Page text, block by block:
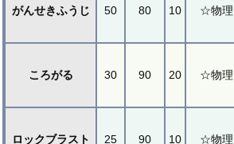
がんせきふうじ 50 80 10 ☆物理
ころがる 30 90 20 ☆物理
ロックブラスト 25 90 10 ☆物理